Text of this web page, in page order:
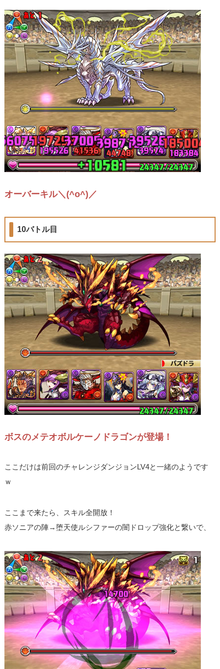
オーバーキル＼(^o^)／
10バトル目
ボスのメテオボルケーノドラゴンが登場！
ここだけは前回のチャレンジダンジョンLV4と一緒のようです
ｗ
ここまで来たら、スキル全開放！
赤ソニアの陣→堕天使ルシファーの闇ドロップ強化と繋いで、